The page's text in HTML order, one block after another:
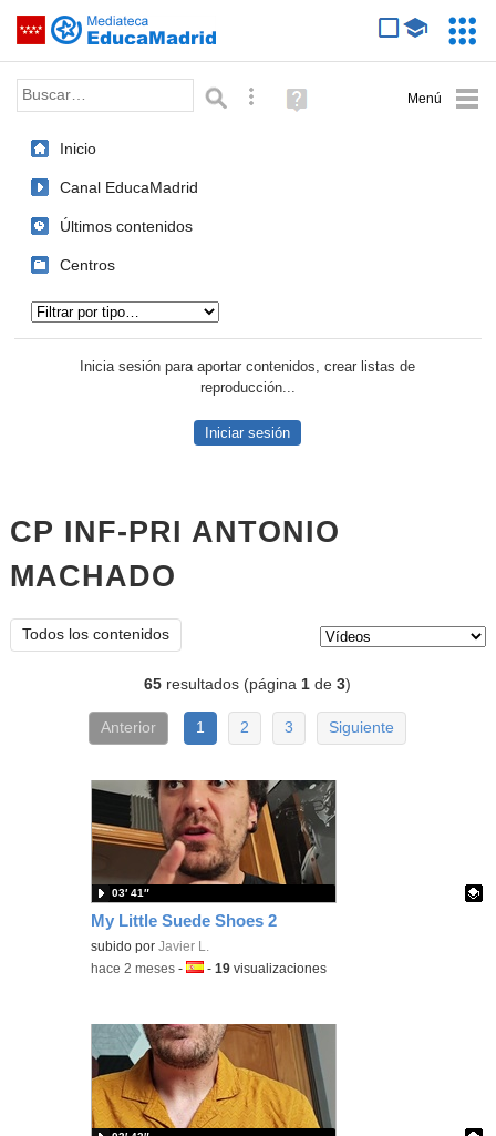
Saltar navegación
Palabra o frase: Búsqueda avanzada
Ayuda
(en
Inicio
Canal EducaMadrid
Últimos contenidos
Centros
Inicia sesión para aportar contenidos, crear listas de
reproducción...
Iniciar sesión
CP INF-PRI ANTONIO
MACHADO
Todos los contenidos
65 resultados (página1 de3)
Anterior 1 2 3 Siguiente
My Little Suede Shoes 2
Contenido educativo.
subido porJavier L.
03′ 41″
-hace 2 meses -Idioma:
-19 visualizaciones